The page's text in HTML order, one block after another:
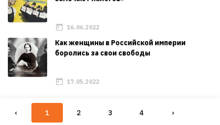
16.06.2022
Как женщины в Российской империи
боролись за свои свободы
17.05.2022
‹ 1 2 3 4 ›